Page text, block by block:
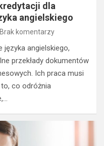
dla
angielskiego
Brak komentarzy
języka angielskiego,
przekłady dokumentów
Ich praca musi
to, co odróżnia